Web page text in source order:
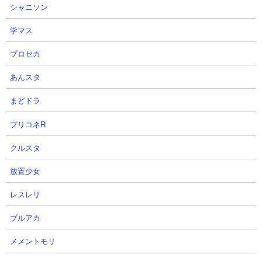
シャニソン
学マス
プロセカ
あんスタ
まどドラ
プリコネR
クルスタ
放置少女
レスレリ
ブルアカ
メメントモリ